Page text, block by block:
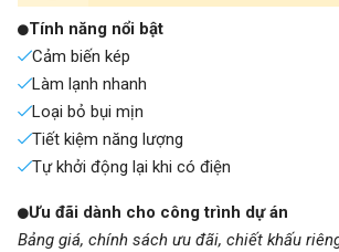
Tính năng nổi bật
Cảm biến kép
Làm lạnh nhanh
Loại bỏ bụi mịn
Tiết kiệm năng lượng
Tự khởi động lại khi có điện
Ưu đãi dành cho công trình dự án
Bảng giá, chính sách ưu đãi, chiết khấu